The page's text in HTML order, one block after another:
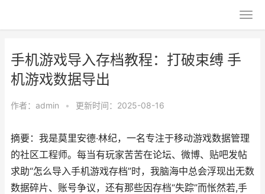
手机游戏导入存档教程：打破束缚 手
机游戏数据导出
作者： admin • 更新时间：2025-08-16
摘要：我是莫里安德·林纪，一名专注于移动游戏数据管理
的社区工程师。每当有玩家苦苦在论坛、微博、贴吧发帖
求助“怎么导入手机游戏存档”时，我脑海中总会浮现出无数
数据碎片、账号争议，还有那些因存档“失踪”而怅然若,手